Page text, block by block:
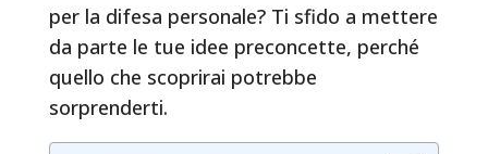
per la difesa personale? Ti sfido a mettere
da parte le tue idee preconcette, perché
quello che scoprirai potrebbe
sorprenderti.